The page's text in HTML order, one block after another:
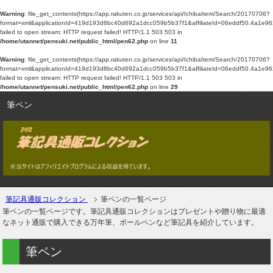
Warning: file_get_contents(https://app.rakuten.co.jp/services/api/IchibaItem/Search/20170706?
failed to open stream: HTTP request failed! HTTP/1.1 503 503 in
/home/utannet/pensuki.net/public_html/pen62.php on line 11
Warning: file_get_contents(https://app.rakuten.co.jp/services/api/IchibaItem/Search/20170706?
failed to open stream: HTTP request failed! HTTP/1.1 503 503 in
/home/utannet/pensuki.net/public_html/pen62.php on line 29
筆ペン
筆記具通販コレクション
筆ペンの一覧ページ
筆ペンの一覧ページです。筆記具通販コレクションはプレゼントや贈り物に最適
なネット通販で購入できる万年筆、ボールペンなど筆記具を紹介しています。
筆ペン